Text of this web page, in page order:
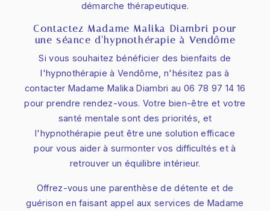
démarche thérapeutique.
Contactez Madame Malika Diambri pour
une séance d'hypnothérapie à Vendôme
Si vous souhaitez bénéficier des bienfaits de
l'hypnothérapie à Vendôme, n'hésitez pas à
contacter Madame Malika Diambri au 06 78 97 14 16
pour prendre rendez-vous. Votre bien-être et votre
santé mentale sont des priorités, et
l'hypnothérapie peut être une solution efficace
pour vous aider à surmonter vos difficultés et à
retrouver un équilibre intérieur.
Offrez-vous une parenthèse de détente et de
guérison en faisant appel aux services de Madame